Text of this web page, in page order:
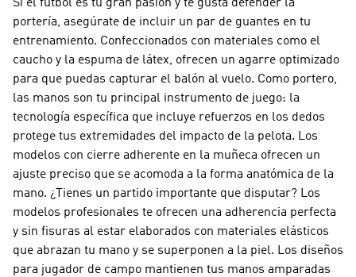
Si el fútbol es tu gran pasión y te gusta defender la
portería, asegúrate de incluir un par de guantes en tu
entrenamiento. Confeccionados con materiales como el
caucho y la espuma de látex, ofrecen un agarre optimizado
para que puedas capturar el balón al vuelo. Como portero,
las manos son tu principal instrumento de juego: la
tecnología específica que incluye refuerzos en los dedos
protege tus extremidades del impacto de la pelota. Los
modelos con cierre adherente en la muñeca ofrecen un
ajuste preciso que se acomoda a la forma anatómica de la
mano. ¿Tienes un partido importante que disputar? Los
modelos profesionales te ofrecen una adherencia perfecta
y sin fisuras al estar elaborados con materiales elásticos
que abrazan tu mano y se superponen a la piel. Los diseños
para jugador de campo mantienen tus manos amparadas